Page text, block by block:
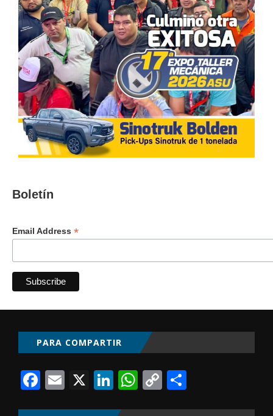
Boletín
Email Address *
PARA COMPARTIR
Facebook
Email
X LinkedIn
WhatsApp
Copy